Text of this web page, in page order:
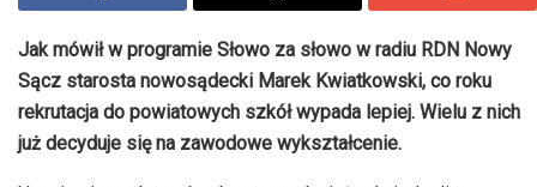
Jak mówił w programie Słowo za słowo w radiu RDN Nowy
Sącz starosta nowosądecki Marek Kwiatkowski, co roku
rekrutacja do powiatowych szkół wypada lepiej. Wielu z nich
już decyduje się na zawodowe wykształcenie.